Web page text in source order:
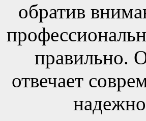
обратив
правильно.
отвечает